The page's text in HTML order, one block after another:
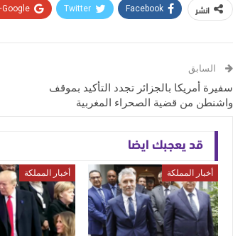
انشر Facebook
Twitter
Google+
السابق
سفيرة أمريكا بالجزائر تجدد التأكيد بموقف
واشنطن من قضية الصحراء المغربية
قد يعجبك ايضا
أخبار المملكة أخبار المملكة